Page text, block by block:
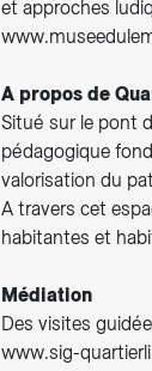
et approches
A propos de
Situé sur le pont
pédagogique
valorisation du
A travers cet
habitantes et
Médiation
Des visites
www.sig-